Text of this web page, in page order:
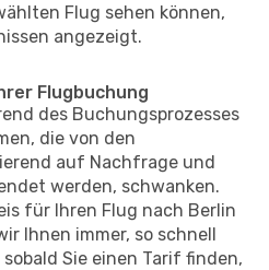
Flug sehen können,
angezeigt.
Flugbuchung
des Buchungsprozesses
die von den
auf Nachfrage und
werden, schwanken.
für Ihren Flug nach Berlin
Ihnen immer, so schnell
Sie einen Tarif finden,